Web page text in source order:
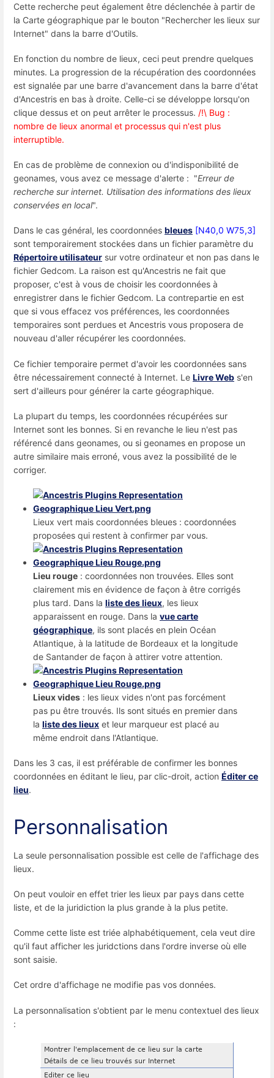
Cette recherche peut également être déclenchée à partir de
la Carte géographique par le bouton "Rechercher les lieux sur
Internet" dans la barre d'Outils.
En fonction du nombre de lieux, ceci peut prendre quelques
minutes. La progression de la récupération des coordonnées
est signalée par une barre d'avancement dans la barre d'état
d'Ancestris en bas à droite. Celle-ci se développe lorsqu'on
clique dessus et on peut arrêter le processus. /!\ Bug :
nombre de lieux anormal et processus qui n'est plus
interruptible.
En cas de problème de connexion ou d'indisponibilité de
geonames, vous avez ce message d'alerte : "Erreur de
recherche sur internet. Utilisation des informations des lieux
conservées en local".
Dans le cas général, les coordonnées bleues [N40,0 W75,3]
sont temporairement stockées dans un fichier paramètre du
Répertoire utilisateur sur votre ordinateur et non pas dans le
fichier Gedcom. La raison est qu'Ancestris ne fait que
proposer, c'est à vous de choisir les coordonnées à
enregistrer dans le fichier Gedcom. La contrepartie en est
que si vous effacez vos préférences, les coordonnées
temporaires sont perdues et Ancestris vous proposera de
nouveau d'aller récupérer les coordonnées.
Ce fichier temporaire permet d'avoir les coordonnées sans
être nécessairement connecté à Internet. Le Livre Web s'en
sert d'ailleurs pour générer la carte géographique.
La plupart du temps, les coordonnées récupérées sur
Internet sont les bonnes. Si en revanche le lieu n'est pas
référencé dans geonames, ou si geonames en propose un
autre similaire mais erroné, vous avez la possibilité de le
corriger.
Lieux vert mais coordonnées bleues : coordonnées
proposées qui restent à confirmer par vous.
Lieu rouge : coordonnées non trouvées. Elles sont
clairement mis en évidence de façon à être corrigés
plus tard. Dans la liste des lieux, les lieux
apparaissent en rouge. Dans la vue carte
géographique, ils sont placés en plein Océan
Atlantique, à la latitude de Bordeaux et la longitude
de Santander de façon à attirer votre attention.
Lieux vides : les lieux vides n'ont pas forcément
pas pu être trouvés. Ils sont situés en premier dans
la liste des lieux et leur marqueur est placé au
même endroit dans l'Atlantique.
Dans les 3 cas, il est préférable de confirmer les bonnes
coordonnées en éditant le lieu, par clic-droit, action Éditer ce
lieu.
Personnalisation
La seule personnalisation possible est celle de l'affichage des
lieux.
On peut vouloir en effet trier les lieux par pays dans cette
liste, et de la juridiction la plus grande à la plus petite.
Comme cette liste est triée alphabétiquement, cela veut dire
qu'il faut afficher les juridctions dans l'ordre inverse où elle
sont saisie.
Cet ordre d'affichage ne modifie pas vos données.
La personnalisation s'obtient par le menu contextuel des lieux
: